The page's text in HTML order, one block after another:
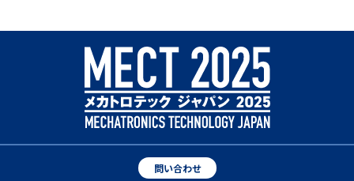
問い合わせ